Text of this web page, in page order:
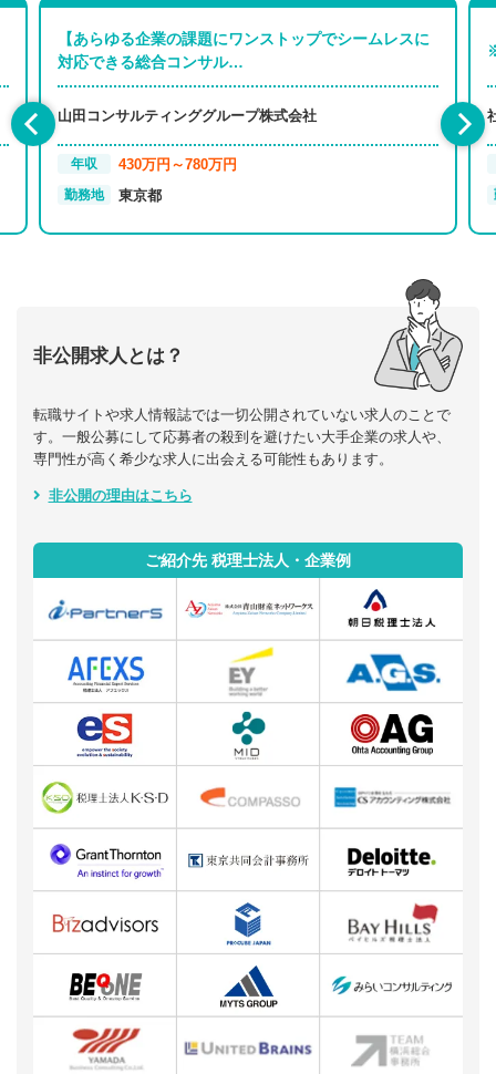
【あらゆる企業の課題にワンストップでシームレスに
対応できる総合コンサル…
山田コンサルティンググループ株式会社
年収 430万円～780万円
勤務地 東京都
非公開求人とは？
転職サイトや求人情報誌では一切公開されていない求人のことで
す。一般公募にして応募者の殺到を避けたい大手企業の求人や、
専門性が高く希少な求人に出会える可能性もあります。
非公開の理由はこちら
ご紹介先 税理士法人・企業例